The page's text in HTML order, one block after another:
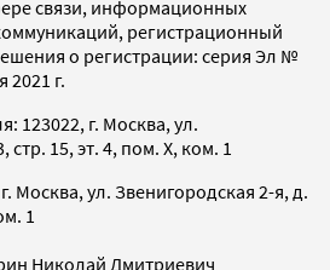
связи, информационных
регистрационный
о регистрации: серия Эл №
2021 г.
123022, г. Москва, ул.
15, эт. 4, пом. X, ком. 1
Москва, ул. Звенигородская 2-я, д.
1
Николай Дмитриевич